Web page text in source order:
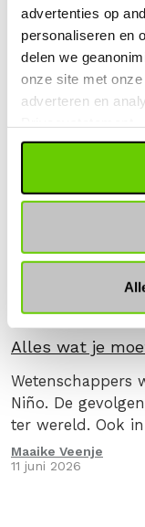
advertenties op
personaliseren en
delen we
onze site met
adverteren en
ALGEMEEN
Maarten de Zeeuw
KLIMAAT
Alles wat je
Wetenschappers
Niño. De
ter wereld. Ook
Maaike Veenje
11 juni 2026